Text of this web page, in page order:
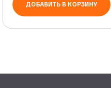
ДОБАВИТЬ В КОРЗИНУ